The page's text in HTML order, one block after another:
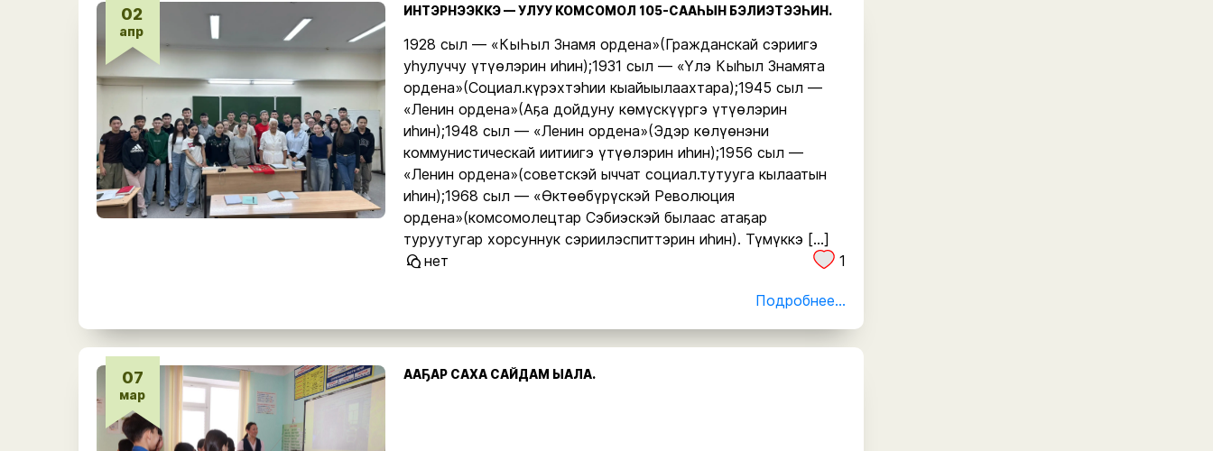
02
апр
ИНТЭРНЭЭККЭ — УЛУУ КОМСОМОЛ 105-СААҺЫН БЭЛИЭТЭЭҺИН.
1928 сыл — «КыҺыл Знамя ордена»(Гражданскай сэриигэ
уһулуччу үтүөлэрин иһин);1931 сыл — «Үлэ Кыһыл Знамята
ордена»(Социал.күрэхтэһии кыайыылаахтара);1945 сыл —
«Ленин ордена»(Аҕа дойдуну көмүскүүргэ үтүөлэрин
иһин);1948 сыл — «Ленин ордена»(Эдэр көлүөнэни
коммунистическай иитиигэ үтүөлэрин иһин);1956 сыл —
«Ленин ордена»(советскэй ыччат социал.тутууга кылаатын
иһин);1968 сыл — «Өктөөбүрүскэй Революция
ордена»(комсомолецтар Сэбиэскэй былаас атаҕар
туруутугар хорсуннук сэриилэспиттэрин иһин). Түмүккэ […]
нет
1
Подробнее...
07
мар
ААҔАР САХА САЙДАМ ЫАЛА.